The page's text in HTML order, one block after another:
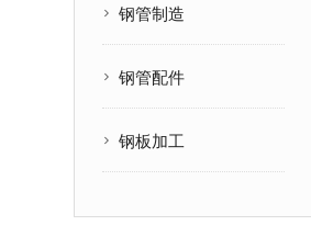
钢管制造
钢管配件
钢板加工